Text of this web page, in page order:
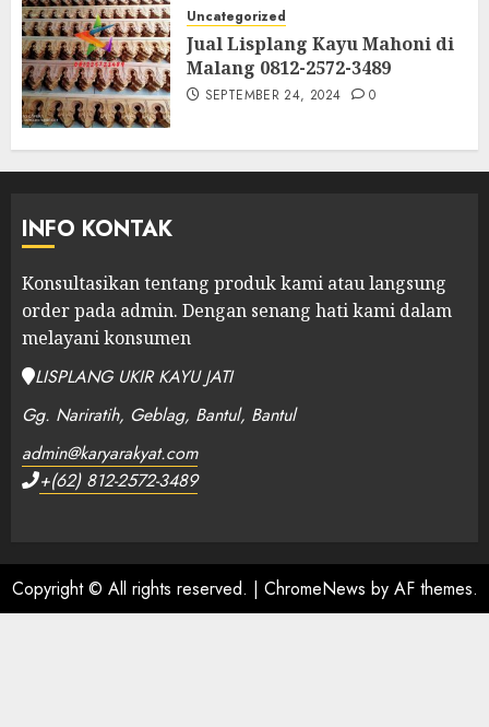
Uncategorized
Jual Lisplang Kayu Mahoni di
Malang 0812-2572-3489
SEPTEMBER 24, 2024 0
INFO KONTAK
Konsultasikan tentang produk kami atau langsung
order pada admin. Dengan senang hati kami dalam
melayani konsumen
LISPLANG UKIR KAYU JATI
Gg. Nariratih, Geblag, Bantul, Bantul
admin@karyarakyat.com
+(62) 812-2572-3489
Copyright © All rights reserved. | ChromeNews by AF themes.